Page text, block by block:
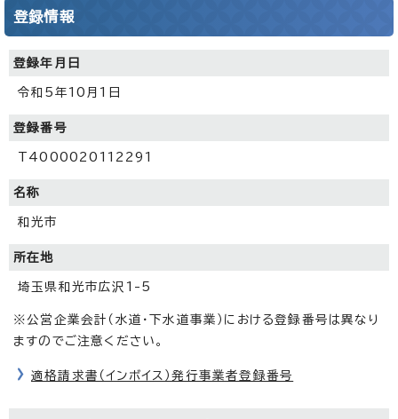
登録情報
登録年月日
令和5年10月1日
登録番号
T4000020112291
名称
和光市
所在地
埼玉県和光市広沢1-5
※公営企業会計（水道・下水道事業）における登録番号は異なり
ますのでご注意ください。
適格請求書（インボイス）発行事業者登録番号